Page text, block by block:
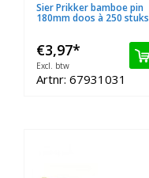
Sier Prikker bamboe pin
180mm doos à 250 stuks
€3,97*
Excl. btw
Artnr: 67931031